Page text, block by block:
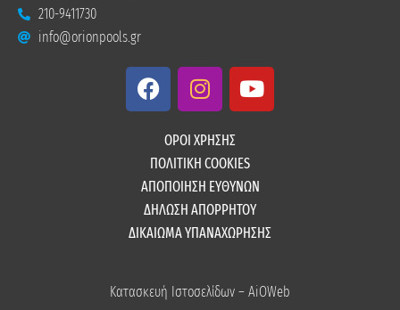
210-9411730
info@orionpools.gr
F
a
b
o
o
k
I
n
t
a
g
r
a
Y
o
b
e
ΟΡΟΙ ΧΡΗΣΗΣ
ΠΟΛΙΤΙΚΗ COOKIES
ΑΠΟΠΟΙΗΣΗ ΕΥΘΥΝΩΝ
ΔΗΛΩΣΗ ΑΠΟΡΡΗΤΟΥ
ΔΙΚΑΙΩΜΑ ΥΠΑΝΑΧΩΡΗΣΗΣ
Κατασκευή Ιστοσελίδων – AiOWeb